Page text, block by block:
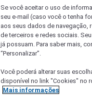
Se você aceitar o uso de
seu e-mail (caso você o tenha
aos seus dados de navegação,
de terceiros e redes sociais.
já possuam. Para saber mais,
“Personalizar”.
Você poderá alterar suas
disponível no link "Cookies" no
Mais informações